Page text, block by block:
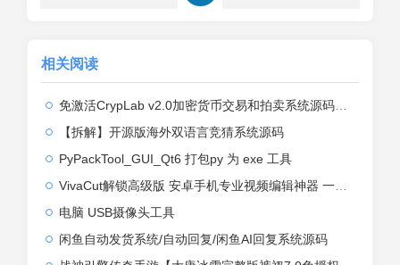
相关阅读
免激活CrypLab v2.0加密货币交易和拍卖系统源码，前台新增中文后台全部汉化
【拆解】开源版海外双语言竞猜系统源码
PyPackTool_GUI_Qt6 打包py 为 exe 工具
VivaCut解锁高级版 安卓手机专业视频编辑神器 一键式AI加持
电脑 USB摄像头工具
闲鱼自动发货系统/自动回复/闲鱼AI回复系统源码